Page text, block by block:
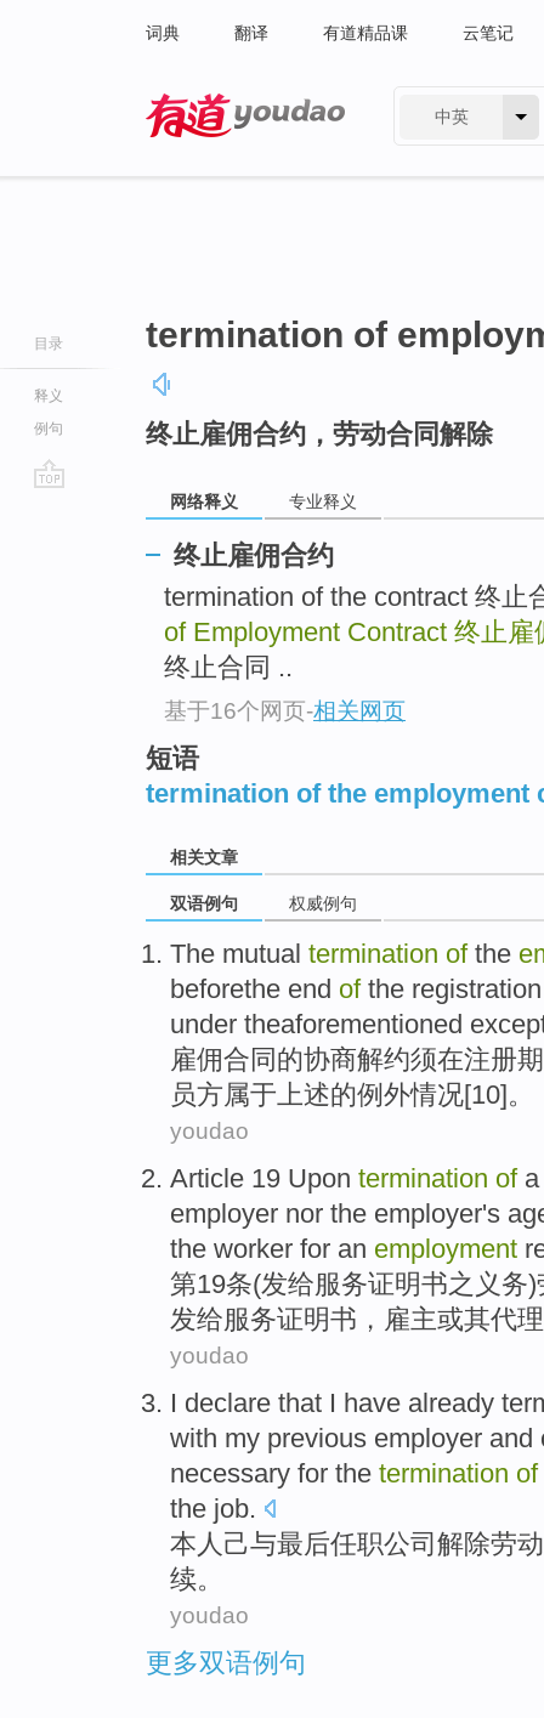
词典 翻译 有道精品课 云笔记
中英
目录
释义
例句
termination of
终止雇佣合约，劳动合同解除
网络释义 专业释义
终止雇佣合约
termination of the contract 终
of Employment Contract 终止雇
终止合同 ..
基于16个网页-相关网页
短语
termination of the employment
相关文章
双语例句 权威例句
The mutual termination ofthe
beforethe end ofthe registration
under theaforementioned
雇佣合同 的协商解约须在注册期
员方属于上述的例外情况[10]。
youdao
Article 19 Upon termination of
employer nor the employer's
the worker for an employment
第19条(发给服务证明书之义务)
发给服务证明书， 雇主或其代
youdao
I declare that I have already
with my previous employer
necessary for the termination of
the job.
本人 己与最后任职公司 解除劳动
续。
youdao
更多双语例句